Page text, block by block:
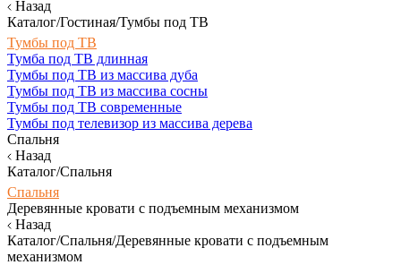
Назад
Каталог/Гостиная/Тумбы под ТВ
Тумбы под ТВ
Тумба под ТВ длинная
Тумбы под ТВ из массива дуба
Тумбы под ТВ из массива сосны
Тумбы под ТВ современные
Тумбы под телевизор из массива дерева
Спальня
Назад
Каталог/Спальня
Спальня
Деревянные кровати с подъемным механизмом
Назад
Каталог/Спальня/Деревянные кровати с подъемным
механизмом